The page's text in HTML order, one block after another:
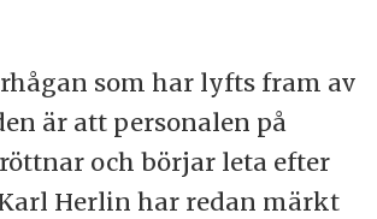
som har lyfts fram av
är att personalen på
och börjar leta efter
Herlin har redan märkt